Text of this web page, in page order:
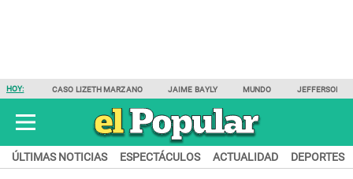
HOY: CASO LIZETH MARZANO JAIME BAYLY MUNDO JEFFERSON
ÚLTIMAS NOTICIAS ESPECTÁCULOS ACTUALIDAD DEPORTES